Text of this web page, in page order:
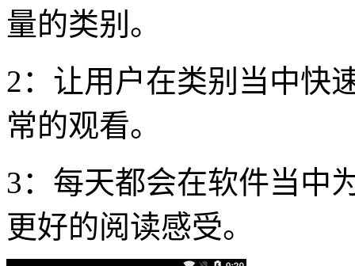
量的类别。
2：让用户在类别当中快
常的观看。
3：每天都会在软件当中
更好的阅读感受。